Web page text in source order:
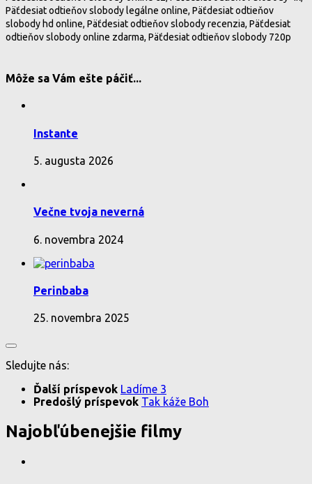
Päťdesiat odtieňov slobody legálne online, Päťdesiat odtieňov
slobody hd online, Päťdesiat odtieňov slobody recenzia, Päťdesiat
odtieňov slobody online zdarma, Päťdesiat odtieňov slobody 720p
Môže sa Vám ešte páčiť...
Instante
5. augusta 2026
Večne tvoja neverná
6. novembra 2024
Perinbaba
25. novembra 2025
Sledujte nás:
Ďalší príspevok Ladíme 3
Predošlý príspevok Tak káže Boh
Najobľúbenejšie filmy